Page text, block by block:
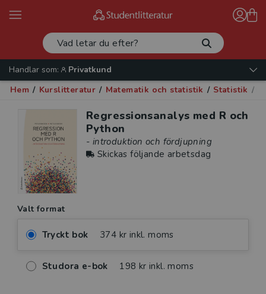
Handlar som:
Privatkund
Hem / Kurslitteratur / Matematik och statistik / Statistik /
Regressionsanalys med R och
Python
- introduktion och fördjupning
Skickas följande arbetsdag
Valt format
Tryckt bok 374 kr inkl. moms
Studora e-bok 198 kr inkl. moms